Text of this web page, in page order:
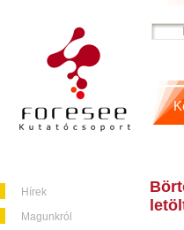
Hírek
Magunkról